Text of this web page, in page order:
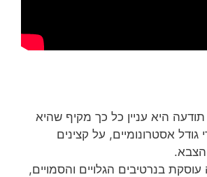
היא עניין כל כך מקיף שהיא
אסטרונומיים, על קצינים
בנרטיבים הגלויים והסמויים,